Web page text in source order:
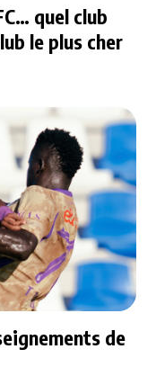
quel club
le plus cher
de